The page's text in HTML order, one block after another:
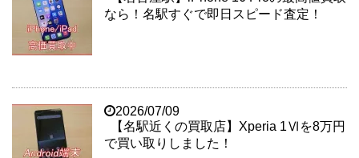
なら！名駅すぐで即日スピード査定！
2026/07/09
【名駅近くの買取店】Xperia 1Ⅵを8万円
で買い取りしました！